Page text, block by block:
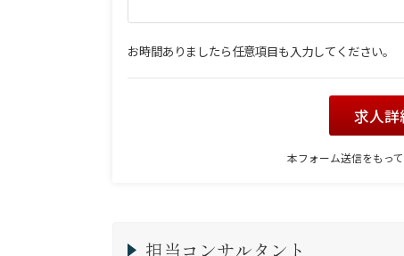
お時間ありましたら任意項目も入力してください。
求人
本フォーム送信をもって
担当コンサルタント